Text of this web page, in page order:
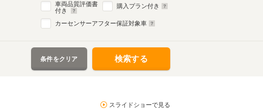
車両品質評価書
付き
購入プラン付き
カーセンサーアフター保証対象車
条件をクリア 検索する
スライドショーで見る